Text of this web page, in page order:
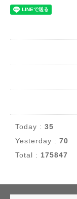
Today : 35
Yesterday : 70
Total : 175847